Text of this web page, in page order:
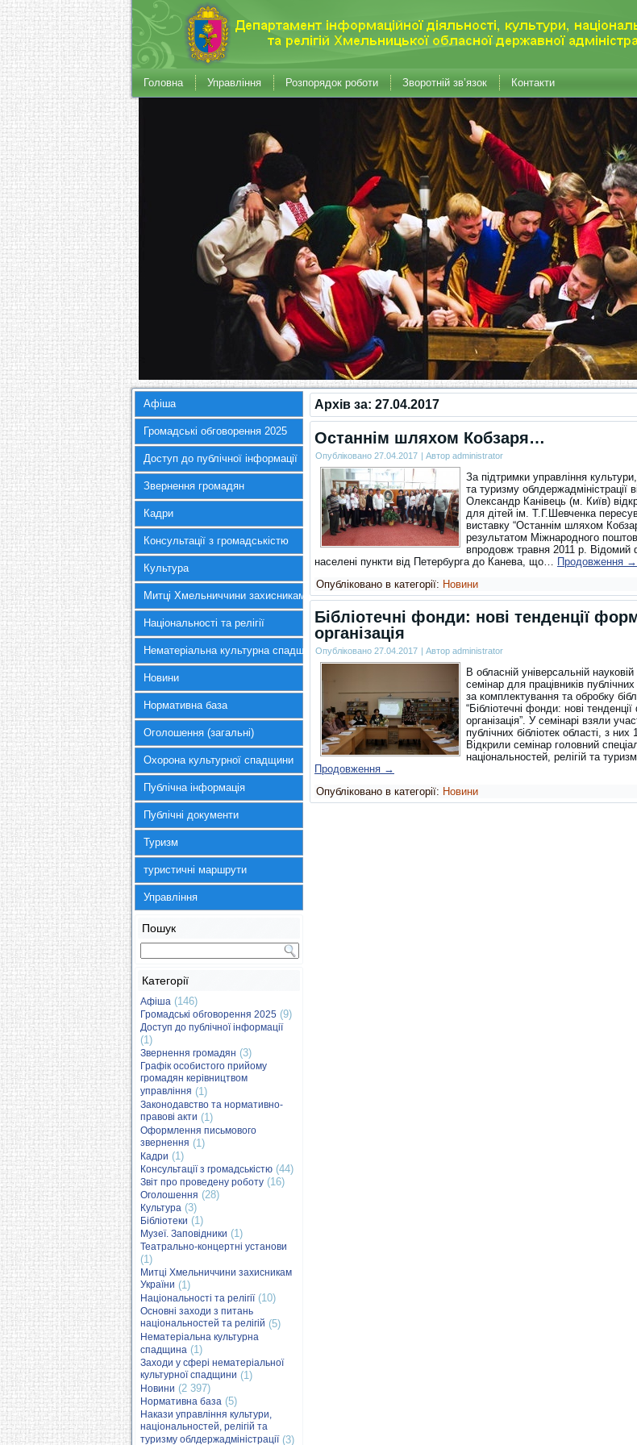
Головна Управління Розпорядок роботи Зворотній зв’язок Контакти
Афіша
Громадські обговорення 2025
Доступ до публічної інформації
Звернення громадян
Кадри
Консультації з громадськістю
Культура
Митці Хмельниччини захисникам України
Національності та релігії
Нематеріальна культурна спадщина
Новини
Нормативна база
Оголошення (загальні)
Охорона культурної спадщини
Публічна інформація
Публічні документи
Туризм
туристичні маршрути
Управління
Пошук
Категорії
Афіша (146)
Громадські обговорення 2025 (9)
Доступ до публічної інформації
(1)
Звернення громадян (3)
Графік особистого прийому
громадян керівництвом
управління (1)
Законодавство та нормативно-
правові акти (1)
Оформлення письмового
звернення (1)
Кадри (1)
Консультації з громадськістю (44)
Звіт про проведену роботу (16)
Оголошення (28)
Культура (3)
Бібліотеки (1)
Музеї. Заповідники (1)
Театрально-концертні установи
(1)
Митці Хмельниччини захисникам
України (1)
Національності та релігії(10)
Основні заходи з питань
національностей та релігій (5)
Нематеріальна культурна
спадщина (1)
Заходи у сфері нематеріальної
культурної спадщини (1)
Новини (2 397)
Нормативна база (5)
Накази управління культури,
національностей, релігій та
туризму облдержадміністрації(3)
Архів за: 27.04.2017
Останнім шляхом Кобзаря…
Опубліковано 27.04.2017 | Автор administrator
За підтримки управління
та туризму облдержадміністрації
Олександр Канівець (м. Київ)
для дітей ім. Т.Г.Шевченка
виставку “Останнім шляхом
результатом Міжнародного
впродовж травня 2011 р. Відомий
населені пункти від Петербурга до Канева, що… Продовження →
Опубліковано в категорії: Новини
Бібліотечні фонди: нові тенденції
організація
Опубліковано 27.04.2017 | Автор administrator
В обласній універсальній науковій
семінар для працівників публічних
за комплектування та обробку
“Бібліотечні фонди: нові
організація”. У семінарі взяли
публічних бібліотек області, з
Відкрили семінар головний
національностей, релігій та
Продовження →
Опубліковано в категорії: Новини